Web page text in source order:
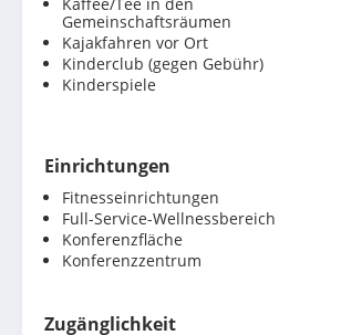
Gemeinschaftsräumen
Kajakfahren vor Ort
Kinderclub (gegen Gebühr)
Kinderspiele
Einrichtungen
Fitnesseinrichtungen
Full-Service-Wellnessbereich
Konferenzfläche
Konferenzzentrum
Zugänglichkeit